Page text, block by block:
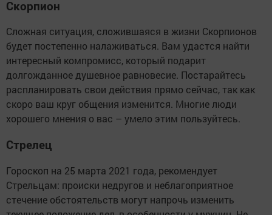
Скорпион
Сложная ситуация, сложившаяся в жизни Скорпионов
будет постепенно налаживаться. Вам удастся найти
интересный компромисс, который подарит
долгожданное душевное равновесие. Постарайтесь
распланировать свои действия прямо сейчас, так как
скоро ваш круг общения изменится. Многие люди
хорошего мнения о вас – умело этим пользуйтесь.
Стрелец
Гороскоп на 25 марта 2021 года, рекомендует
Стрельцам: происки недругов и неблагоприятное
стечение обстоятельств могут напрочь изменить